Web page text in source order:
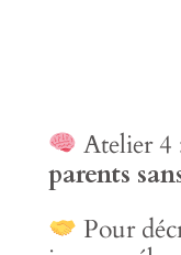
Atelier 4
parents
Pour